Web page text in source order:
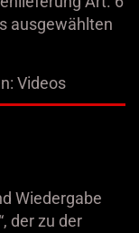
ausgewählten
Videos
Wiedergabe
der zu der